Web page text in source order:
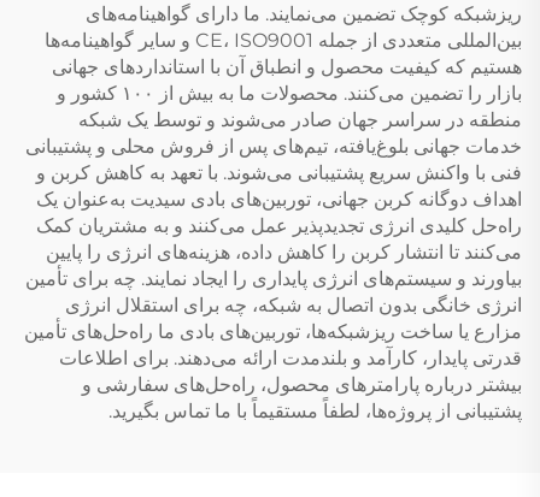
ریزشبکه کوچک تضمین می‌نمایند. ما دارای گواهینامه‌های
بین‌المللی متعددی از جمله CE، ISO9001 و سایر گواهینامه‌ها
هستیم که کیفیت محصول و انطباق آن با استانداردهای جهانی
بازار را تضمین می‌کنند. محصولات ما به بیش از ۱۰۰ کشور و
منطقه در سراسر جهان صادر می‌شوند و توسط یک شبکه
خدمات جهانی بلوغ‌یافته، تیم‌های پس از فروش محلی و پشتیبانی
فنی با واکنش سریع پشتیبانی می‌شوند. با تعهد به کاهش کربن و
اهداف دوگانه کربن جهانی، توربین‌های بادی سیدیت به‌عنوان یک
راه‌حل کلیدی انرژی تجدیدپذیر عمل می‌کنند و به مشتریان کمک
می‌کنند تا انتشار کربن را کاهش داده، هزینه‌های انرژی را پایین
بیاورند و سیستم‌های انرژی پایداری را ایجاد نمایند. چه برای تأمین
انرژی خانگی بدون اتصال به شبکه، چه برای استقلال انرژی
مزارع یا ساخت ریزشبکه‌ها، توربین‌های بادی ما راه‌حل‌های تأمین
قدرتی پایدار، کارآمد و بلندمدت ارائه می‌دهند. برای اطلاعات
بیشتر درباره پارامترهای محصول، راه‌حل‌های سفارشی و
پشتیبانی از پروژه‌ها، لطفاً مستقیماً با ما تماس بگیرید.